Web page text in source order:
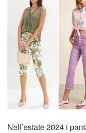
Nell’estate 2024 i